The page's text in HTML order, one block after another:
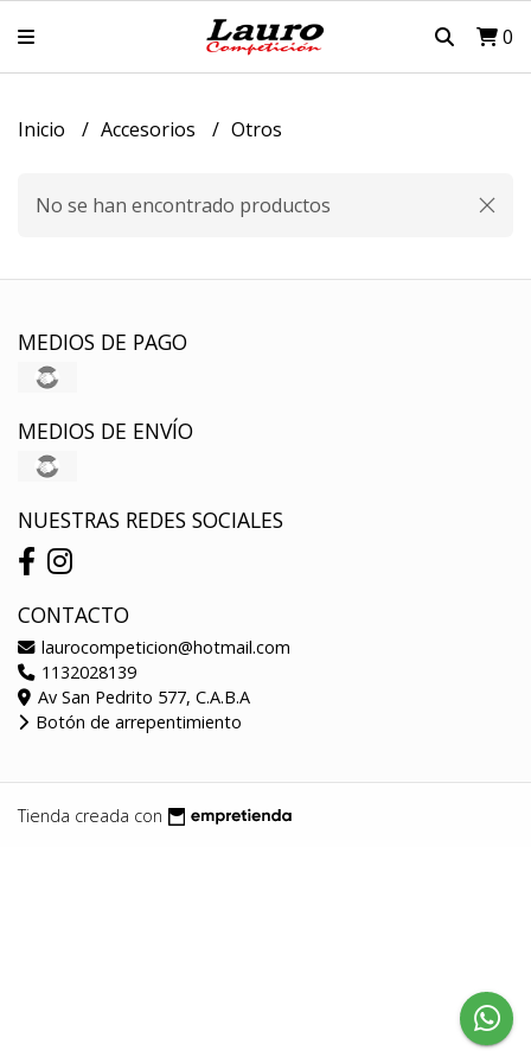
0
Inicio Accesorios Otros
No se han encontrado productos
MEDIOS DE PAGO
MEDIOS DE ENVÍO
NUESTRAS REDES SOCIALES
CONTACTO
laurocompeticion@hotmail.com
1132028139
Av San Pedrito 577, C.A.B.A
Botón de arrepentimiento
Tienda creada con